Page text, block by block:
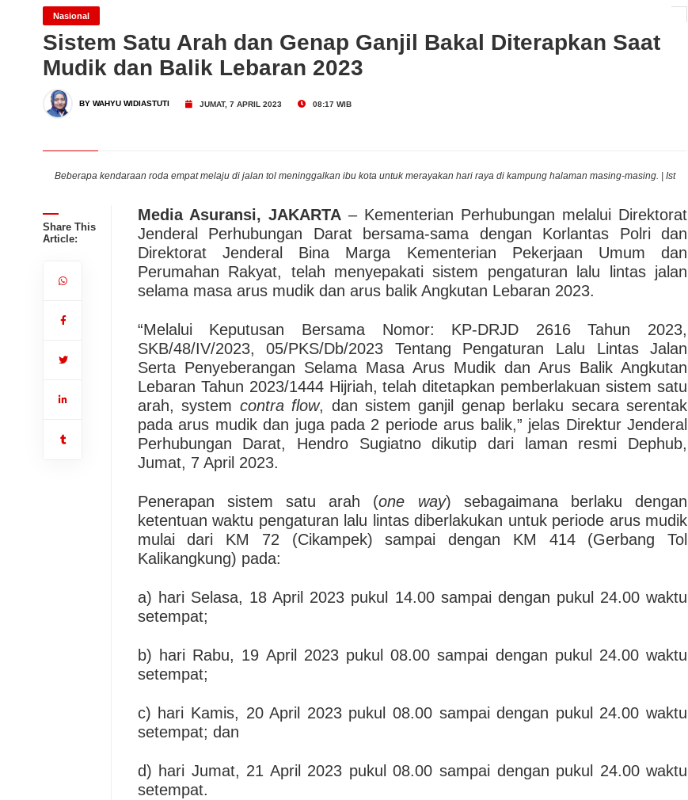
Migas Masih Menjanjikan!
Dari Konsultasi, Inovasi AI hingga Pendampingan di Rumah Sakit: Halodoc for
Nasional
Sistem Satu Arah dan Genap Ganjil Bakal Diterapkan Saat
Mudik dan Balik Lebaran 2023
BY WAHYU WIDIASTUTI JUMAT, 7 APRIL 2023 08:17 WIB
Beberapa kendaraan roda empat melaju di jalan tol meninggalkan ibu kota untuk merayakan hari raya di kampung halaman masing-masing. | Ist
Share This
Article:
Media Asuransi, JAKARTA– Kementerian Perhubungan melalui Direktorat
Jenderal Perhubungan Darat bersama-sama dengan Korlantas Polri dan
Direktorat Jenderal Bina Marga Kementerian Pekerjaan Umum dan
Perumahan Rakyat, telah menyepakati sistem pengaturan lalu lintas jalan
selama masa arus mudik dan arus balik Angkutan Lebaran 2023.
“Melalui Keputusan Bersama Nomor: KP-DRJD 2616 Tahun 2023,
SKB/48/IV/2023, 05/PKS/Db/2023 Tentang Pengaturan Lalu Lintas Jalan
Serta Penyeberangan Selama Masa Arus Mudik dan Arus Balik Angkutan
Lebaran Tahun 2023/1444 Hijriah, telah ditetapkan pemberlakuan sistem satu
arah, system contra flow, dan sistem ganjil genap berlaku secara serentak
pada arus mudik dan juga pada 2 periode arus balik,” jelas Direktur Jenderal
Perhubungan Darat, Hendro Sugiatno dikutip dari laman resmi Dephub,
Jumat, 7 April 2023.
Penerapan sistem satu arah (one way) sebagaimana berlaku dengan
ketentuan waktu pengaturan lalu lintas diberlakukan untuk periode arus mudik
mulai dari KM 72 (Cikampek) sampai dengan KM 414 (Gerbang Tol
Kalikangkung) pada:
a) hari Selasa, 18 April 2023 pukul 14.00 sampai dengan pukul 24.00 waktu
setempat;
b) hari Rabu, 19 April 2023 pukul 08.00 sampai dengan pukul 24.00 waktu
setempat;
c) hari Kamis, 20 April 2023 pukul 08.00 sampai dengan pukul 24.00 waktu
setempat; dan
d) hari Jumat, 21 April 2023 pukul 08.00 sampai dengan pukul 24.00 waktu
setempat.